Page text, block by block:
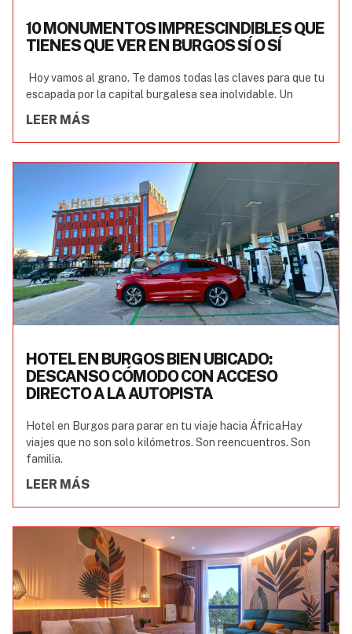
10 MONUMENTOS IMPRESCINDIBLES QUE
TIENES QUE VER EN BURGOS SÍ O SÍ
Hoy vamos al grano. Te damos todas las claves para que tu
escapada por la capital burgalesa sea inolvidable. Un
LEER MÁS
HOTEL EN BURGOS BIEN UBICADO:
DESCANSO CÓMODO CON ACCESO
DIRECTO A LA AUTOPISTA
Hotel en Burgos para parar en tu viaje hacia ÁfricaHay
viajes que no son solo kilómetros. Son reencuentros. Son
familia.
LEER MÁS